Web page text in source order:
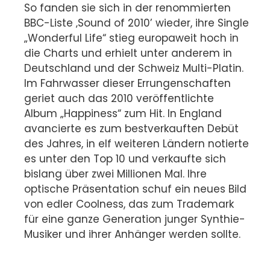
So fanden sie sich in der renommierten
BBC-Liste ‚Sound of 2010’ wieder, ihre Single
„Wonderful Life“ stieg europaweit hoch in
die Charts und erhielt unter anderem in
Deutschland und der Schweiz Multi-Platin.
Im Fahrwasser dieser Errungenschaften
geriet auch das 2010 veröffentlichte
Album „Happiness“ zum Hit. In England
avancierte es zum bestverkauften Debüt
des Jahres, in elf weiteren Ländern notierte
es unter den Top 10 und verkaufte sich
bislang über zwei Millionen Mal. Ihre
optische Präsentation schuf ein neues Bild
von edler Coolness, das zum Trademark
für eine ganze Generation junger Synthie-
Musiker und ihrer Anhänger werden sollte.